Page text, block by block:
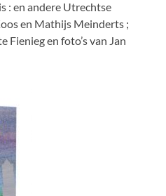
: en andere Utrechtse
en Mathijs Meinderts ;
en foto’s van Jan